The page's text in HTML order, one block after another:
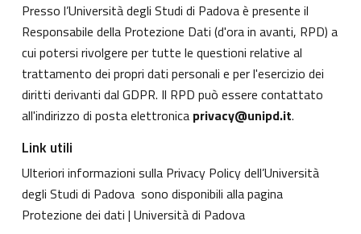
Presso l’Università degli Studi di Padova è presente il
Responsabile della Protezione Dati (d'ora in avanti, RPD) a
cui potersi rivolgere per tutte le questioni relative al
trattamento dei propri dati personali e per l'esercizio dei
diritti derivanti dal GDPR. Il RPD può essere contattato
all'indirizzo di posta elettronica privacy@unipd.it.
Link utili
Ulteriori informazioni sulla Privacy Policy dell’Università
degli Studi di Padova sono disponibili alla pagina
Protezione dei dati | Università di Padova